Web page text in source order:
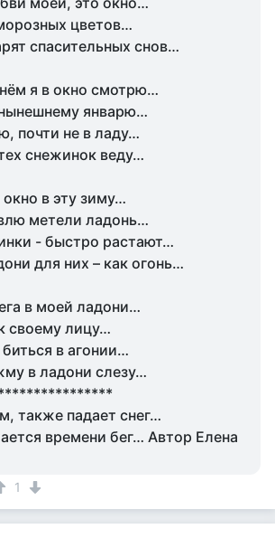
цветов…
спасительных снов…
я в окно смотрю…
январю…
почти не в ладу…
снежинок веду…
в эту зиму…
метели ладонь…
- быстро растают…
для них – как огонь…
в моей ладони…
своему лицу…
в агонии…
в ладони слезу…
также падает снег…
времени бег… Автор Елена
1